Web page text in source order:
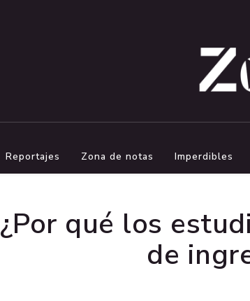
Reportajes Zona de notas Imperdibles
¿Por qué los
de